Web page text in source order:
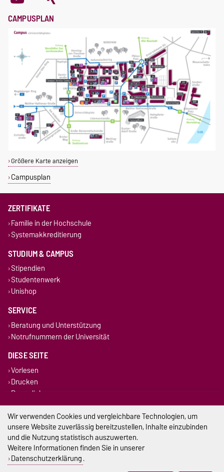
CAMPUSPLAN
Größere Karte anzeigen
Campusplan
ZERTIFIKATE
Familie in der Hochschule
Systemakkreditierung
STUDIUM & CAMPUS
Stipendien
Studentenwerk
Unishop
SERVICE
Beratung und Unterstützung
Notrufnummern der Universität
DIESE SEITE
Vorlesen
Drucken
Permalink
Impressum
Datenschutz
Wir verwenden Cookies und vergleichbare Technologien, um
unsere Website zuverlässig bereitzustellen, Inhalte einzubinden
und die Nutzung statistisch auszuwerten.
Weitere Informationen finden Sie in unserer
Datenschutzerklärung.